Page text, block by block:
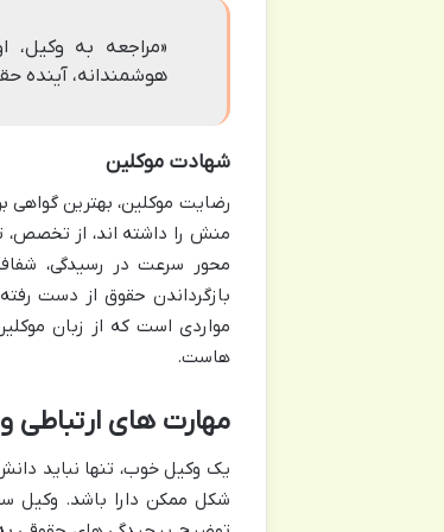
«مراجعه به وکیل،
هوشمندانه، آینده
شهادت موکلین
رضایت موکلین، بهترین گواهی
منش را داشته اند، از تخصص،
محور سرعت در رسیدگی،
بازگرداندن حقوق از دست
مواردی است که از زبان
هاست.
مهارت های ارتباطی
یک وکیل خوب، تنها نباید
شکل ممکن دارا باشد. وکیل